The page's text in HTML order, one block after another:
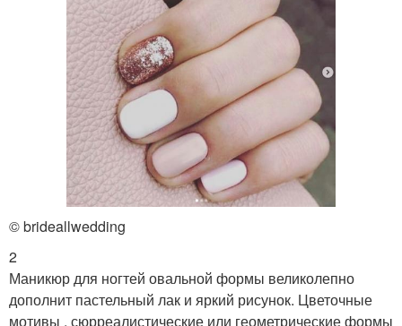
© brideallwedding
2
Маникюр для ногтей овальной формы великолепно
дополнит пастельный лак и яркий рисунок. Цветочные
мотивы , сюрреалистические или геометрические формы